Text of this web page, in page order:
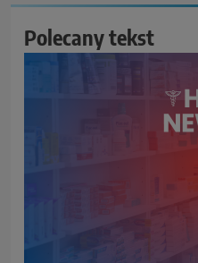
Polecany tekst